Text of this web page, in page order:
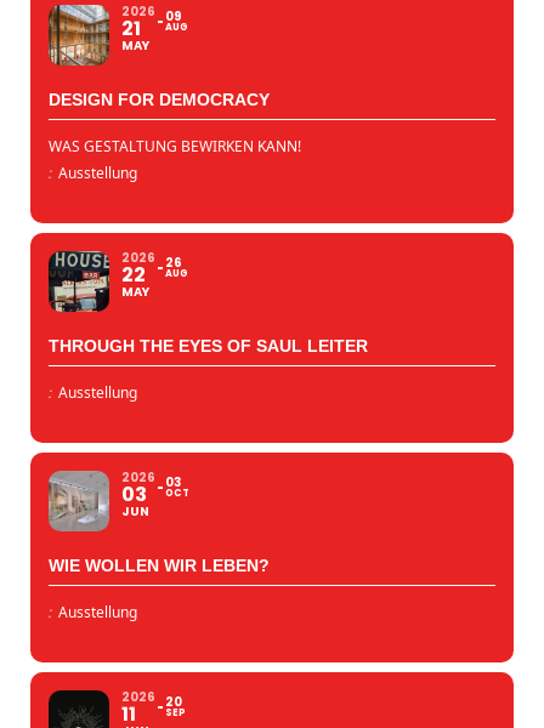
2026
21
MAY
09
AUG
DESIGN FOR DEMOCRACY
WAS GESTALTUNG BEWIRKEN KANN!
: Ausstellung
2026
22
MAY
26
AUG
THROUGH THE EYES OF SAUL LEITER
: Ausstellung
2026
03
JUN
03
OCT
WIE WOLLEN WIR LEBEN?
: Ausstellung
2026
11 20
SEP